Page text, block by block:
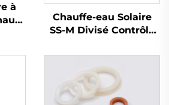
à
Chauffe-eau Solaire
SS-M Divisé Contrôle
Echangeurs Sous
Pression Indirect
Réservoir d'Eau Libre
Extérieur